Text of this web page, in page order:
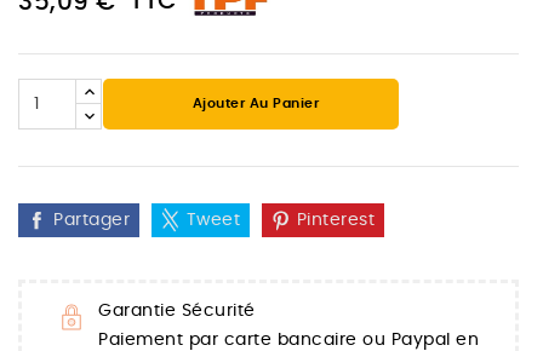
Ajouter Au Panier
Partager Tweet Pinterest
Garantie Sécurité
Paiement par carte bancaire ou Paypal en